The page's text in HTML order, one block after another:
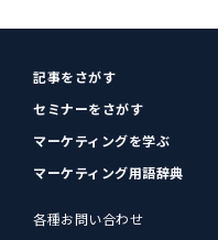
記事をさがす
セミナーをさがす
マーケティングを学ぶ
マーケティング用語辞典
各種お問い合わせ